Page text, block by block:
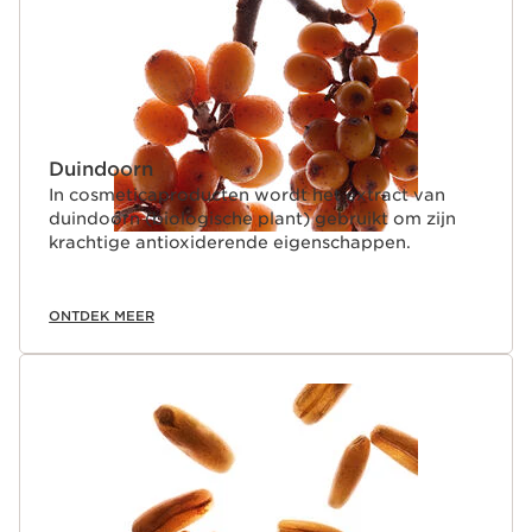
Duindoorn
In cosmeticaproducten wordt het extract van
duindoorn (biologische plant) gebruikt om zijn
krachtige antioxiderende eigenschappen.
ONTDEK MEER